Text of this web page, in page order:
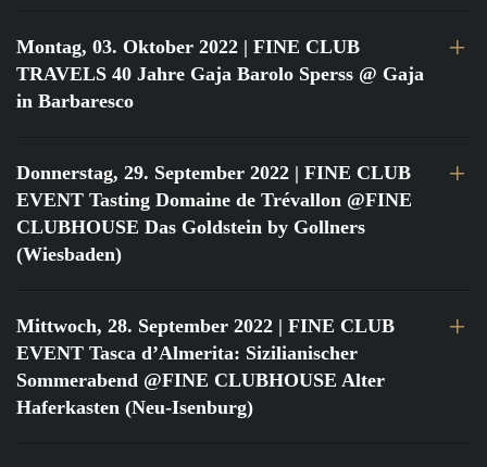
Montag, 03. Oktober 2022 | FINE CLUB
TRAVELS 40 Jahre Gaja Barolo Sperss @ Gaja
in Barbaresco
Donnerstag, 29. September 2022 | FINE CLUB
EVENT Tasting Domaine de Trévallon @FINE
CLUBHOUSE Das Goldstein by Gollners
(Wiesbaden)
Mittwoch, 28. September 2022 | FINE CLUB
EVENT Tasca d’Almerita: Sizilianischer
Sommerabend @FINE CLUBHOUSE Alter
Haferkasten (Neu-Isenburg)